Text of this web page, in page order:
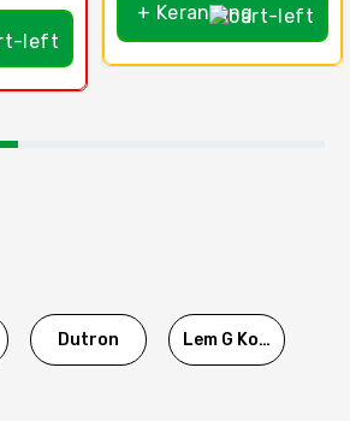
+ Keranjang
Dutron Lem G Korea